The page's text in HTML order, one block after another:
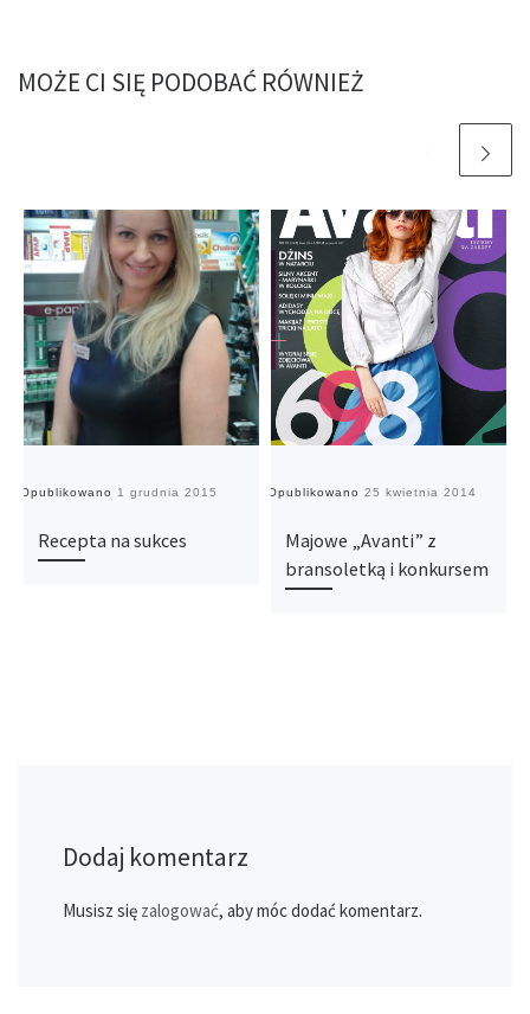
MOŻE CI SIĘ PODOBAĆ RÓWNIEŻ
Opublikowano 1 grudnia 2015
Recepta na sukces
Opublikowano 25 kwietnia 2014
Majowe „Avanti” z
bransoletką i konkursem
Dodaj komentarz
Musisz się zalogować, aby móc dodać komentarz.